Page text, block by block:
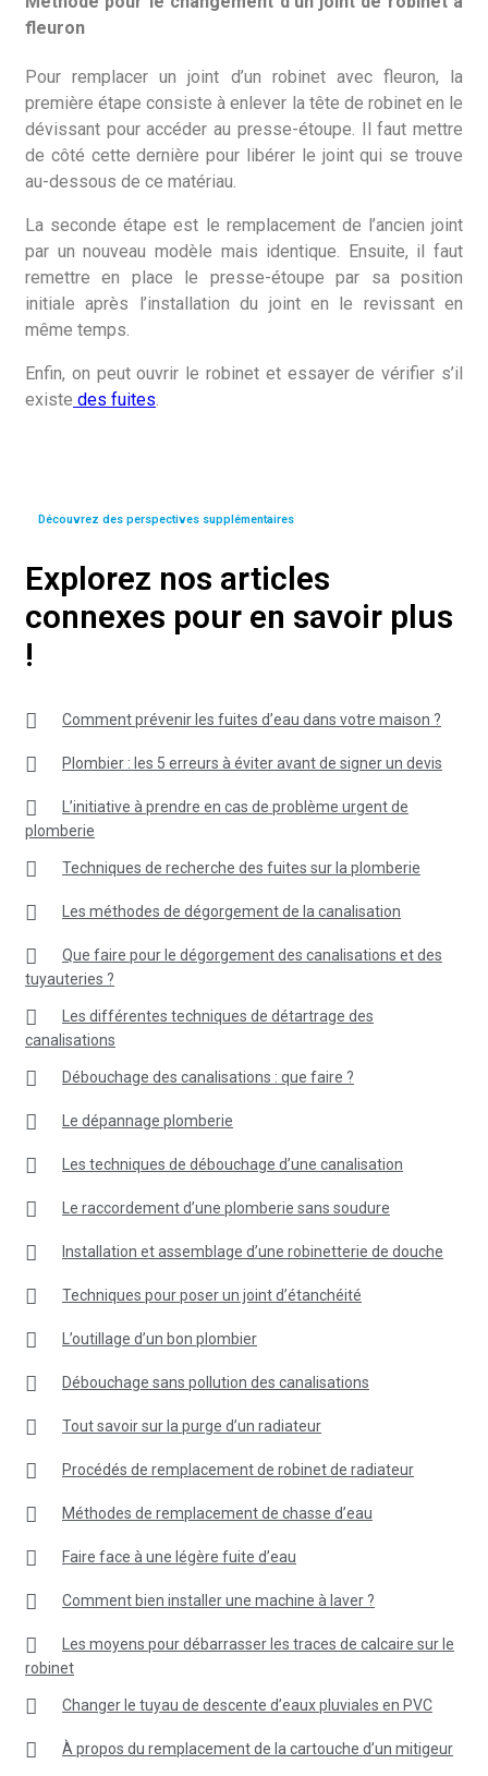
fleuron
Pour remplacer un joint d’un robinet avec fleuron, la
première étape consiste à enlever la tête de robinet en le
dévissant pour accéder au presse-étoupe. Il faut mettre
de côté cette dernière pour libérer le joint qui se trouve
au-dessous de ce matériau.
La seconde étape est le remplacement de l’ancien joint
par un nouveau modèle mais identique. Ensuite, il faut
remettre en place le presse-étoupe par sa position
initiale après l’installation du joint en le revissant en
même temps.
Enfin, on peut ouvrir le robinet et essayer de vérifier s’il
existe des fuites.
Découvrez des perspectives supplémentaires
Explorez nos articles
connexes pour en savoir plus
!
Comment prévenir les fuites d’eau dans votre maison ?
Plombier : les 5 erreurs à éviter avant de signer un devis
L’initiative à prendre en cas de problème urgent de
plomberie
Techniques de recherche des fuites sur la plomberie
Les méthodes de dégorgement de la canalisation
Que faire pour le dégorgement des canalisations et des
tuyauteries ?
Les différentes techniques de détartrage des
canalisations
Débouchage des canalisations : que faire ?
Le dépannage plomberie
Les techniques de débouchage d’une canalisation
Le raccordement d’une plomberie sans soudure
Installation et assemblage d’une robinetterie de douche
Techniques pour poser un joint d’étanchéité
L’outillage d’un bon plombier
Débouchage sans pollution des canalisations
Tout savoir sur la purge d’un radiateur
Procédés de remplacement de robinet de radiateur
Méthodes de remplacement de chasse d’eau
Faire face à une légère fuite d’eau
Comment bien installer une machine à laver ?
Les moyens pour débarrasser les traces de calcaire sur le
robinet
Changer le tuyau de descente d’eaux pluviales en PVC
À propos du remplacement de la cartouche d’un mitigeur